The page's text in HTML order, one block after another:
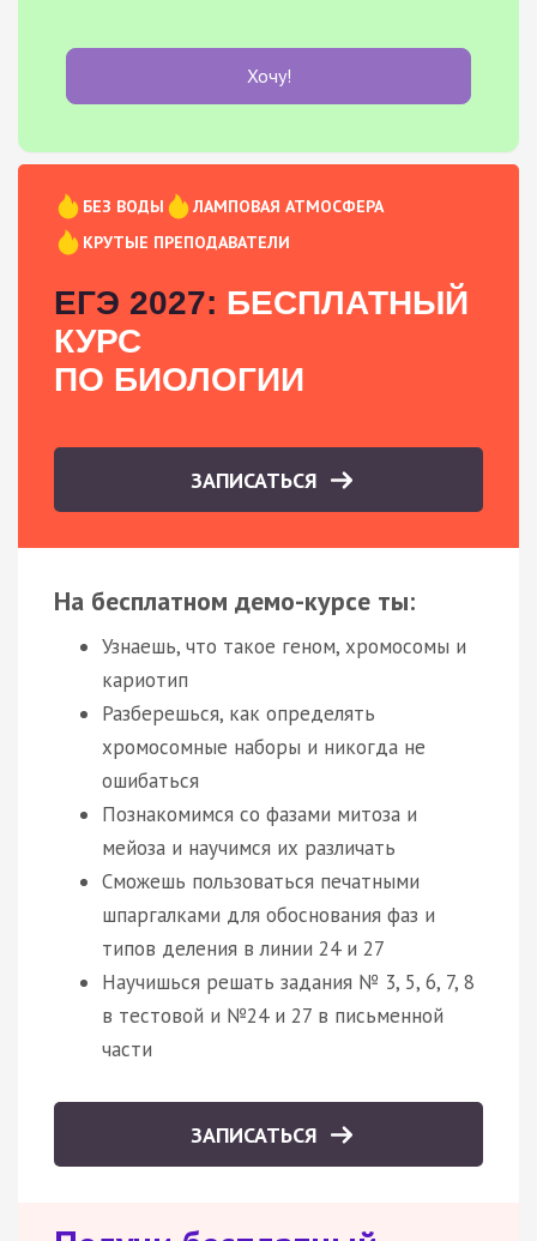
Хочу!
БЕЗ ВОДЫ
ЛАМПОВАЯ АТМОСФЕРА
КРУТЫЕ ПРЕПОДАВАТЕЛИ
ЕГЭ 2027: БЕСПЛАТНЫЙ
КУРС
ПО БИОЛОГИИ
ЗАПИСАТЬСЯ
На бесплатном демо-курсе ты:
Узнаешь, что такое геном, хромосомы и
кариотип
Разберешься, как определять
хромосомные наборы и никогда не
ошибаться
Познакомимся со фазами митоза и
мейоза и научимся их различать
Сможешь пользоваться печатными
шпаргалками для обоснования фаз и
типов деления в линии 24 и 27
Научишься решать задания № 3, 5, 6, 7, 8
в тестовой и №24 и 27 в письменной
части
ЗАПИСАТЬСЯ